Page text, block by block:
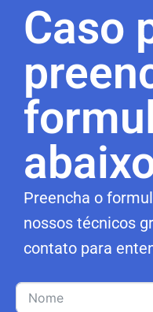
Caso
Preencha o
nossos técnicos
contato para